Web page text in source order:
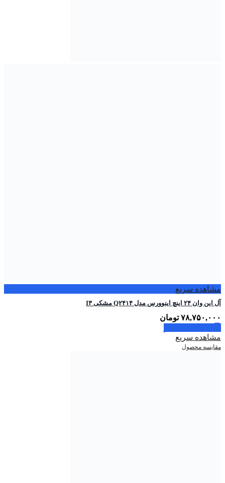
مشاهده سریع
آل این وان ۲۴ اینچ اینوورس مدل Q۲۴۱۴ مشکی I۳
۷۸,۷۵۰,۰۰۰ تومان
مشاهده سریع
مقایسه محصول